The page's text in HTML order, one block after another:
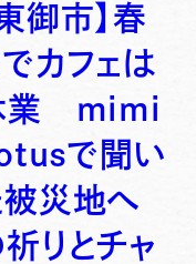
東御市】春
でカフェは
業 mimi
で聞い
被災地へ
りとチャ